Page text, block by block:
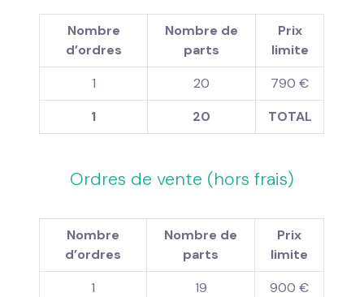
Nombre
d’ordres
Nombre de
parts
Prix
limite
1
20
790 €
1
20 TOTAL
Ordres de vente (hors frais)
Nombre
d’ordres
Nombre de
parts
Prix
limite
1
19
900 €